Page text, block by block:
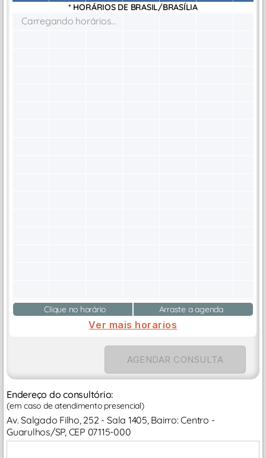
* HORÁRIOS DE BRASIL/BRASÍLIA
Carregando horários...
Clique no horário Arraste a agenda
Ver mais horarios
AGENDAR CONSULTA
Endereço do consultório:
(em caso de atendimento presencial)
Av. Salgado Filho, 252 - Sala 1405, Bairro: Centro -
Guarulhos/SP, CEP 07115-000